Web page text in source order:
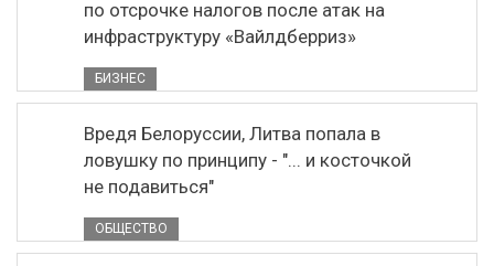
по отсрочке налогов после атак на
инфраструктуру «Вайлдберриз»
БИЗНЕС
Вредя Белоруссии, Литва попала в
ловушку по принципу - "... и косточкой
не подавиться"
ОБЩЕСТВО